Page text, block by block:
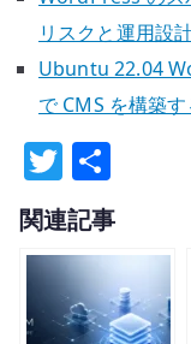
リスクと運用設
Ubuntu 22.04
で CMS を構築す
T
w
it
te
r
有
関連記事